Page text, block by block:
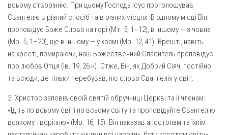
Благовіщення Пресвятої Богородиці (с. Шевченки)
Введення у храм Пресвятої Богородиці (с. Дашківка)
Вознесіння ГНІХ (с. Витівка)
Вознесіння Господнього (м. Кобеляки)
Пророка Іллі (смт. Білики)
Різдва Пресвятої Богородиці (с. Вільховатка)
Св. Апостола Андрія Первозванного (с. Засулля)
Св. Миколая (с. Деменки)
всьому створінню. При цьому Господь Ісус проголошував
Євангеліє в різний спосіб та в різних місцях. В одному місці Він
проповідує Боже Слово на горі (Мт. 5, 1–12), в іншому — з човна
(Мр. 5, 1–20), ще в іншому — у храмі (Мр. 12, 41). Врешті, навіть
на хресті, помираючи, наш Божественний Спаситель проповідує
про любов Отця (Ів. 19, 26 н). Отже, Він, як Добрий Сіяч, постійно
та всюди, де тільки перебував, ніс слово Євангелія у світ.
2. Христос заповів своїй святій обручниці Церкві та її членам:
«Ідіть по всьому світі по всьому світу та проповідуйте Євангелію
всякому творінню» (Мр. 16, 15). Він наказав апостолам та їхнім